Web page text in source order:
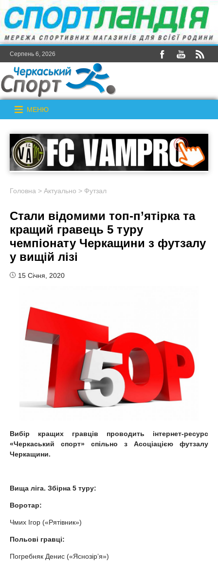
Серпень 6, 2026
МЕНЮ
Головна > Актуально > Футзал
Стали відомими топ-п’ятірка та
кращий гравець 5 туру
чемпіонату Черкащини з футзалу
у вищій лізі
15 Січня, 2020
Вибір кращих гравців проводить інтернет-ресурс
«Черкаський спорт» спільно з Асоціацією футзалу
Черкащини.
Вища ліга. Збірна 5 туру:
Воротар:
Чмих Ігор («Рятівник»)
Польові гравці:
Погребняк Денис («Яснозір’я»)